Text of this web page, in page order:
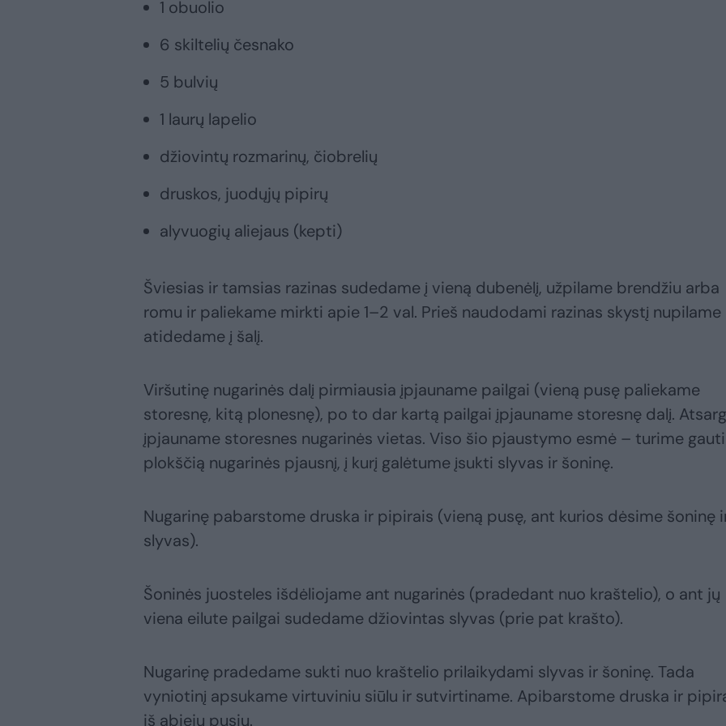
1 obuolio
6 skiltelių česnako
5 bulvių
1 laurų lapelio
džiovintų rozmarinų, čiobrelių
druskos, juodųjų pipirų
alyvuogių aliejaus (kepti)
Šviesias ir tamsias razinas sudedame į vieną dubenėlį, užpilame brendžiu arba
romu ir paliekame mirkti apie 1–2 val. Prieš naudodami razinas skystį nupilame
atidedame į šalį.
Viršutinę nugarinės dalį pirmiausia įpjauname pailgai (vieną pusę paliekame
storesnę, kitą plonesnę), po to dar kartą pailgai įpjauname storesnę dalį.
įpjauname storesnes nugarinės vietas. Viso šio pjaustymo esmė – turime gauti
plokščią nugarinės pjausnį, į kurį galėtume įsukti slyvas ir šoninę.
Nugarinę pabarstome druska ir pipirais (vieną pusę, ant kurios dėsime šoninę
slyvas).
Šoninės juosteles išdėliojame ant nugarinės (pradedant nuo kraštelio), o ant jų
viena eilute pailgai sudedame džiovintas slyvas (prie pat krašto).
Nugarinę pradedame sukti nuo kraštelio prilaikydami slyvas ir šoninę. Tada
vyniotinį apsukame virtuviniu siūlu ir sutvirtiname. Apibarstome druska ir
iš abiejų pusių.